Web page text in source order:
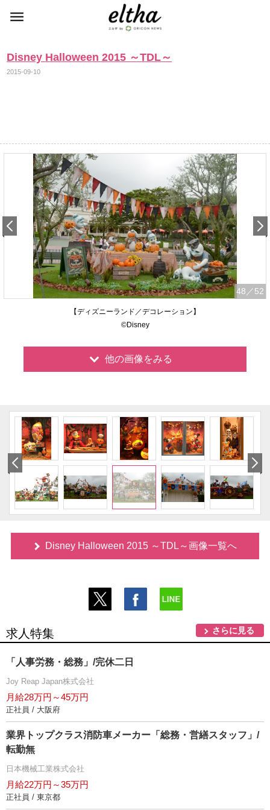
Disney Halloween 2015 ～TDL～
2015-09-10
48 ／52
【ディズニーランド／デコレーション】
©Disney
他の画像をみる
Disney Halloween 2015 ～TDL～画像一覧へ
求人特集 さらに見る
「人事労務・総務」/完休二日
Joy Reap Japan株式会社
月給28万円～45万円
正社員 / 大阪府
業界トップクラス消防車メーカー「総務・営繕スタッフ」/
転勤無
日本機械工業株式会社
月給22万円～35万円
正社員 / 東京都